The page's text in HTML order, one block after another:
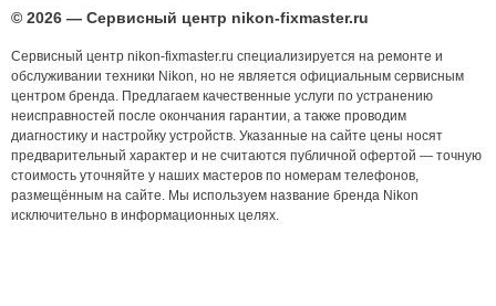
© 2026 — Сервисный центр nikon-fixmaster.ru
Сервисный центр nikon-fixmaster.ru специализируется на ремонте и
обслуживании техники Nikon, но не является официальным сервисным
центром бренда. Предлагаем качественные услуги по устранению
неисправностей после окончания гарантии, а также проводим
диагностику и настройку устройств. Указанные на сайте цены носят
предварительный характер и не считаются публичной офертой — точную
стоимость уточняйте у наших мастеров по номерам телефонов,
размещённым на сайте. Мы используем название бренда Nikon
исключительно в информационных целях.